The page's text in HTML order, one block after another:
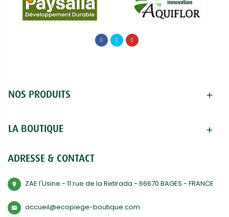
NOS PRODUITS add
LA BOUTIQUE add
ADRESSE & CONTACT
room ZAE l'Usine - 11 rue de la Retirada - 66670 BAGES - FRANCE
mail accueil@ecopiege-boutique.com